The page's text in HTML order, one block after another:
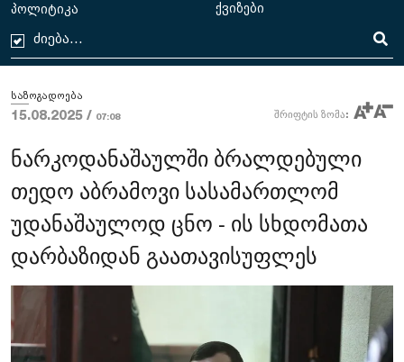
პოლიტიკა ქვიზები
საზოგადოება
15.08.2025 / 07:08 შრიფტის ზომა:
ნარკოდანაშაულში ბრალდებული
თედო აბრამოვი სასამართლომ
უდანაშაულოდ ცნო - ის სხდომათა
დარბაზიდან გაათავისუფლეს